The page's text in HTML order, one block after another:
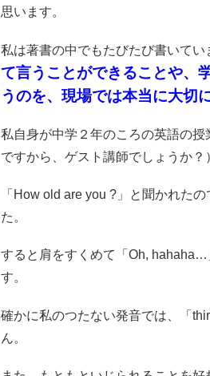
思います。
私は著書の中でもたびたび書いてい
て言うことができることや、
うのを、現場では本当に大切
私自身が中学２年のころの英語の
ですから、ゲスト講師でしょうか？
「How old are you ?」と聞かれた
た。
すると肩をすくめて「Oh,
す。
確かに私のつたない発音では、「
ん。